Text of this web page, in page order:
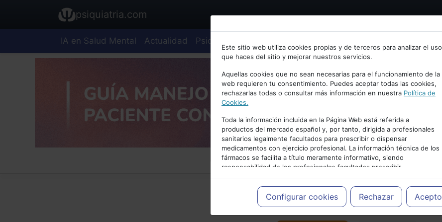
Bienvenid@ a psiquiatria.com
Escribe tu Email
Accede o regístrate con tu email.
Cancelar
psiquiatria.com
IA en Salud Mental Actualidad Psiquiatría
Este sitio web utiliza cookies propias y de terceros para analizar el uso
que haces del sitio y mejorar nuestros servicios.
Aquellas cookies que no sean necesarias para el funcionamiento de la
web requieren tu consentimiento. Puedes aceptar todas las cookies,
rechazarlas todas o consultar más información en nuestra Política de
Cookies.
Toda la información incluida en la Página Web está referida a
productos del mercado español y, por tanto, dirigida a profesionales
sanitarios legalmente facultados para prescribir o dispensar
medicamentos con ejercicio profesional. La información técnica de los
fármacos se facilita a título meramente informativo, siendo
responsabilidad de los profesionales facultados prescribir
medicamentos y decidir, en cada caso concreto, el tratamiento más
adecuado a las necesidades del paciente.
Configurar cookies Rechazar Acepto
PUBLICIDAD